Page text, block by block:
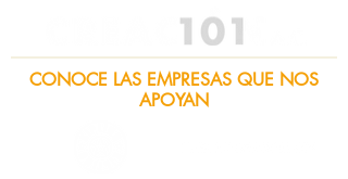
CONOCE LAS EMPRESAS QUE NOS
APOYAN